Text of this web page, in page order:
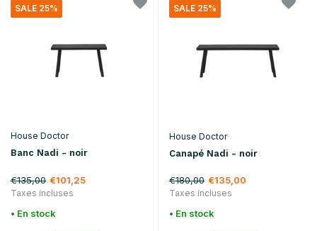
SALE 25%
House Doctor
Banc Nadi - noir
€135,00 €101,25
Taxes incluses
• En stock
SALE 25%
House Doctor
Canapé Nadi - noir
€180,00 €135,00
Taxes incluses
• En stock